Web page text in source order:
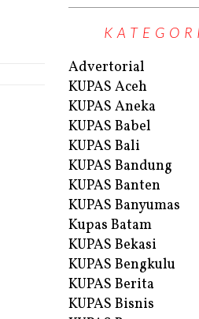
Advertorial
KUPAS Aceh
KUPAS Aneka
KUPAS Babel
KUPAS Bali
KUPAS Bandung
KUPAS Banten
KUPAS Banyumas
Kupas Batam
KUPAS Bekasi
KUPAS Bengkulu
KUPAS Berita
KUPAS Bisnis